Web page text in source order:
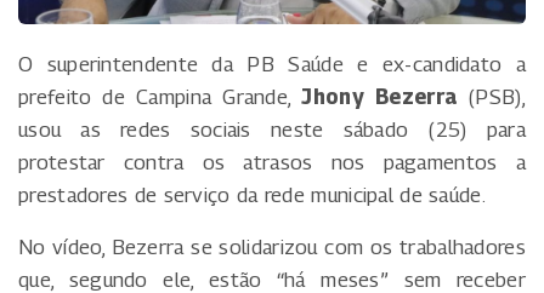
O superintendente da PB Saúde e ex-candidato a
prefeito de Campina Grande,Jhony Bezerra (PSB),
usou as redes sociais neste sábado (25) para
protestar contra os atrasos nos pagamentos a
prestadores de serviço da rede municipal de saúde.
No vídeo, Bezerra se solidarizou com os trabalhadores
que, segundo ele, estão “há meses” sem receber